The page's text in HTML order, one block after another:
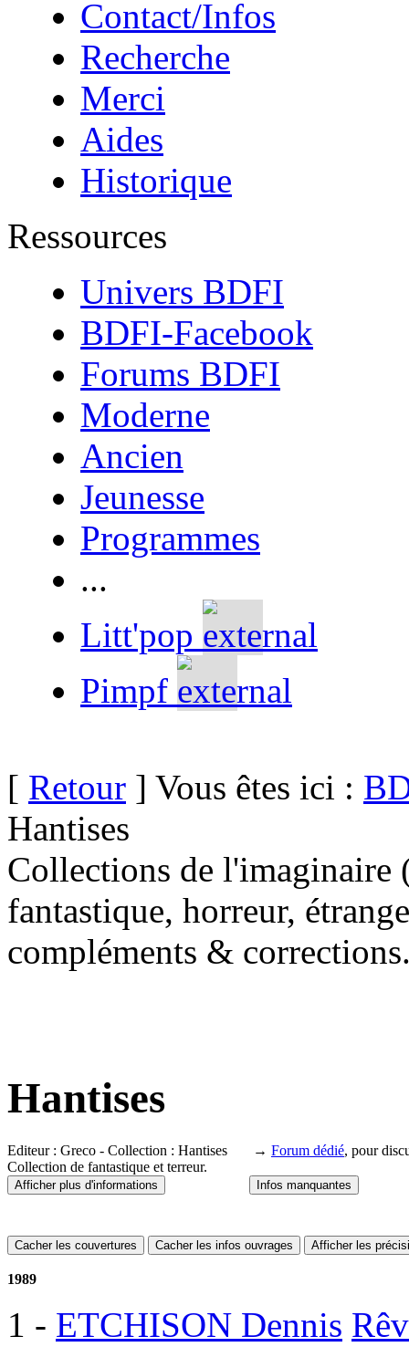
Contact/Infos
Recherche
Merci
Aides
Historique
Ressources
Univers BDFI
BDFI-Facebook
Forums BDFI
Moderne
Ancien
Jeunesse
Programmes
...
Litt'pop
Pimpf
[ Retour ] Vous êtes ici :
Hantises
Collections de l'imaginaire
fantastique, horreur,
compléments &
Hantises
Editeur : Greco - Collection : Hantises → Forum dédié, pour
Collection de fantastique et terreur.
Afficher plus d'informations Infos manquantes
Cacher les couvertures Cacher les infos ouvrages Afficher les
1989
1 - ETCHISON Dennis